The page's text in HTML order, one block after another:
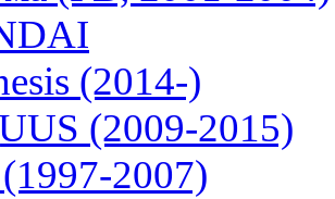
(2014-)
(2009-2015)
2007)